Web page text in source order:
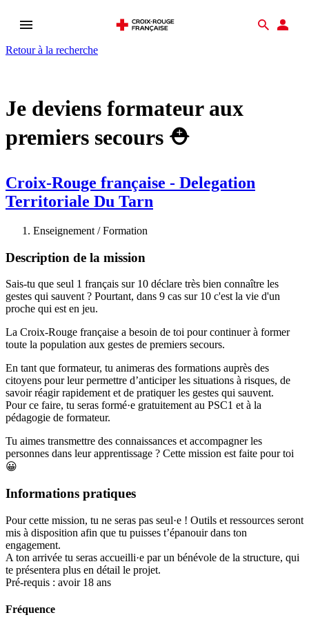
Ouvrir
menu
Retour à la recherche
Je deviens formateur aux
premiers secours ⛑️
Croix-Rouge française - Delegation
Territoriale Du Tarn
Enseignement / Formation
Description de la mission
Sais-tu que seul 1 français sur 10 déclare très bien connaître les
gestes qui sauvent ? Pourtant, dans 9 cas sur 10 c'est la vie d'un
proche qui est en jeu.
La Croix-Rouge française a besoin de toi pour continuer à former
toute la population aux gestes de premiers secours.
En tant que formateur, tu animeras des formations auprès des
citoyens pour leur permettre d’anticiper les situations à risques, de
savoir réagir rapidement et de pratiquer les gestes qui sauvent.
Pour ce faire, tu seras formé·e gratuitement au PSC1 et à la
pédagogie de formateur.
Tu aimes transmettre des connaissances et accompagner les
personnes dans leur apprentissage ? Cette mission est faite pour toi
😀
Informations pratiques
Pour cette mission, tu ne seras pas seul·e ! Outils et ressources seront
mis à disposition afin que tu puisses t’épanouir dans ton
engagement.
A ton arrivée tu seras accueilli·e par un bénévole de la structure, qui
te présentera plus en détail le projet.
Pré-requis : avoir 18 ans
Fréquence